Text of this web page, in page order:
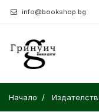
info@bookshop.bg
Начало